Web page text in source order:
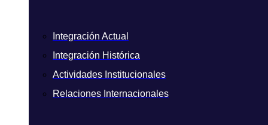
Integración Actual
Integración Histórica
Actividades Institucionales
Relaciones Internacionales